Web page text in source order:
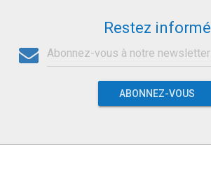
Restez informé
ABONNEZ-VOUS